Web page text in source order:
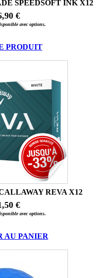
SPEEDSOFT INK X12
€
avec options.
PRODUIT
REVA X12
€
avec options.
AU PANIER